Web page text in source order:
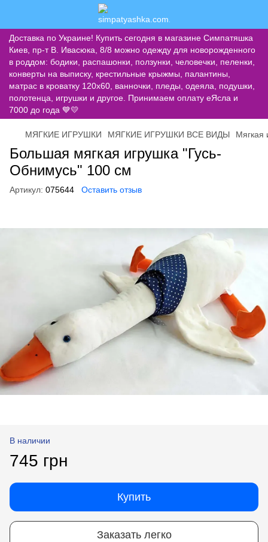
Доставка по Украине! Купить сегодня в магазине Симпатяшка
Киев, пр-т В. Ивасюка, 8/8 можно одежду для новорожденного
в роддом: бодики, распашонки, ползунки, человечки, пеленки,
конверты на выписку, крестильные крыжмы, палантины,
матрас в кроватку 120х60, ванночки, пледы, одеяла, подушки,
полотенца, игрушки и другое. Принимаем оплату еЯсла и
7000 до года 💙💛
МЯГКИЕ ИГРУШКИ МЯГКИЕ ИГРУШКИ ВСЕ ВИДЫ Мягкая
Большая мягкая игрушка "Гусь-
Обнимусь" 100 см
Артикул: 075644 Оставить отзыв
В наличии
745 грн
Купить
Заказать легко